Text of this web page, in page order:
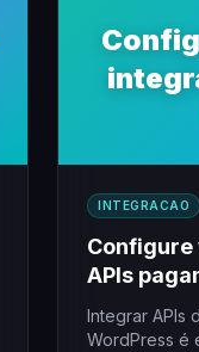
INTEGRACAO
Configure
APIs
Integrar APIs
WordPress é